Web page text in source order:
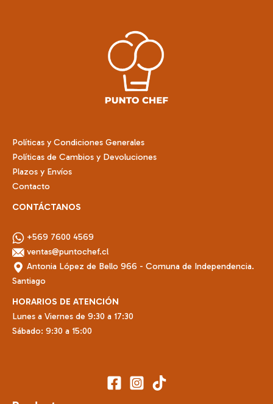
Políticas y Condiciones Generales
Políticas de Cambios y Devoluciones
Plazos y Envíos
Contacto
CONTÁCTANOS
+569 7600 4569
ventas@puntochef.cl
Antonia López de Bello 966 - Comuna de Independencia.
Santiago
HORARIOS DE ATENCIÓN
Lunes a Viernes de 9:30 a 17:30
Sábado: 9:30 a 15:00